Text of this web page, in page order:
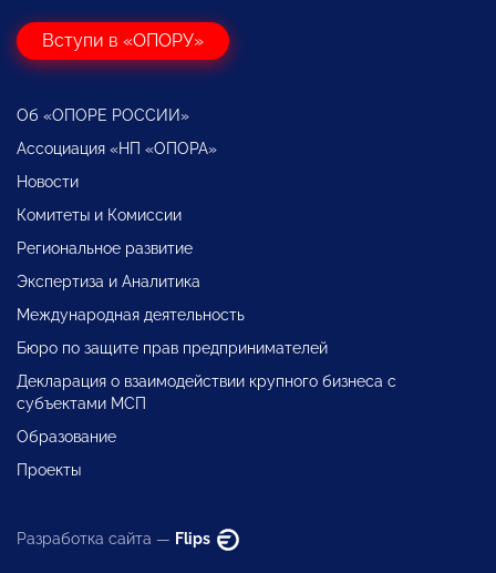
Вступи в «ОПОРУ»
Об «ОПОРЕ РОССИИ»
Ассоциация «НП «ОПОРА»
Новости
Комитеты и Комиссии
Региональное развитие
Экспертиза и Аналитика
Международная деятельность
Бюро по защите прав предпринимателей
Декларация о взаимодействии крупного бизнеса с
субъектами МСП
Образование
Проекты
Разработка сайта — Flips